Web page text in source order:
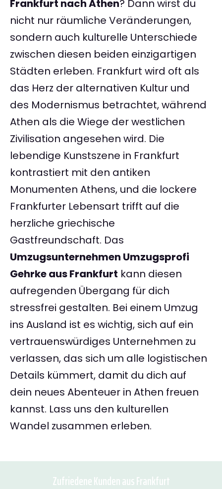
Frankfurt nach Athen? Dann wirst du
nicht nur räumliche Veränderungen,
sondern auch kulturelle Unterschiede
zwischen diesen beiden einzigartigen
Städten erleben. Frankfurt wird oft als
das Herz der alternativen Kultur und
des Modernismus betrachtet, während
Athen als die Wiege der westlichen
Zivilisation angesehen wird. Die
lebendige Kunstszene in Frankfurt
kontrastiert mit den antiken
Monumenten Athens, und die lockere
Frankfurter Lebensart trifft auf die
herzliche griechische
Gastfreundschaft. Das
Umzugsunternehmen Umzugsprofi
Gehrke aus Frankfurt kann diesen
aufregenden Übergang für dich
stressfrei gestalten. Bei einem Umzug
ins Ausland ist es wichtig, sich auf ein
vertrauenswürdiges Unternehmen zu
verlassen, das sich um alle logistischen
Details kümmert, damit du dich auf
dein neues Abenteuer in Athen freuen
kannst. Lass uns den kulturellen
Wandel zusammen erleben.
Zufriedene Kunden aus Frankfurt